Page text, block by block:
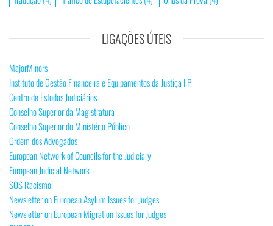
LIGAÇÕES ÚTEIS
MajorMinors
Instituto de Gestão Financeira e Equipamentos da Justiça I.P.
Centro de Estudos Judiciários
Conselho Superior da Magistratura
Conselho Superior do Ministério Público
Ordem dos Advogados
European Network of Councils for the Judiciary
European Judicial Network
SOS Racismo
Newsletter on European Asylum Issues for Judges
Newsletter on European Migration Issues for Judges